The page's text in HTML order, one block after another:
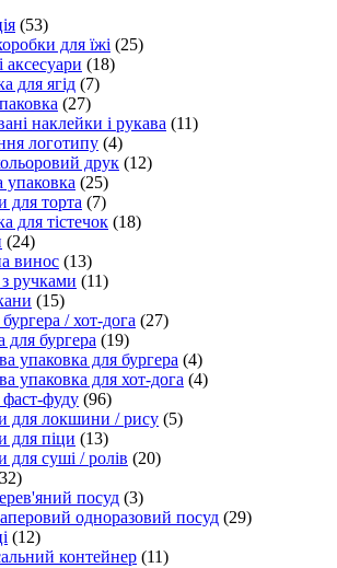
(53)
для їжі (25)
аксесуари (18)
для ягід (7)
(27)
наклейки і рукава (11)
логотипу (4)
друк (12)
упаковка (25)
для торта (7)
для тістечок (18)
(24)
винос (13)
ручками (11)
(15)
/ хот-дога (27)
для бургера (19)
упаковка для бургера (4)
упаковка для хот-дога (4)
фуду (96)
для локшини / рису (5)
для піци (13)
для суші / ролів (20)
посуд (3)
одноразовий посуд (29)
(12)
контейнер (11)